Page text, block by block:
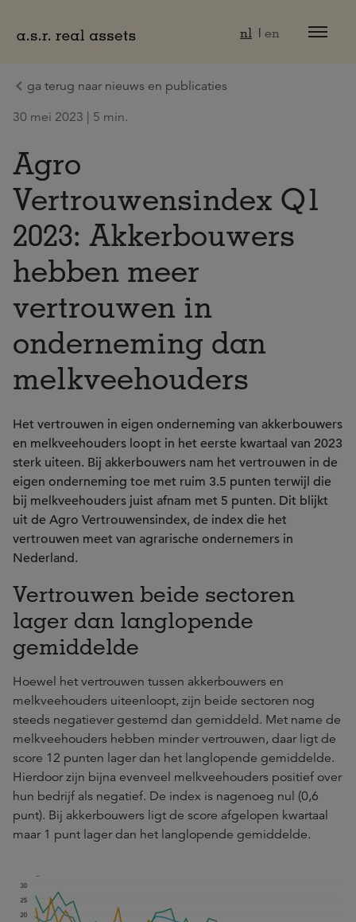
nl en
ga terug naar nieuws en publicaties
30 mei 2023 | 5 min.
Agro
Vertrouwensindex Q1
2023: Akkerbouwers
hebben meer
vertrouwen in
onderneming dan
melkveehouders
Het vertrouwen in eigen onderneming van akkerbouwers
en melkveehouders loopt in het eerste kwartaal van 2023
sterk uiteen. Bij akkerbouwers nam het vertrouwen in de
eigen onderneming toe met ruim 3.5 punten terwijl die
bij melkveehouders juist afnam met 5 punten. Dit blijkt
uit de Agro Vertrouwensindex, de index die het
vertrouwen meet van agrarische ondernemers in
Nederland.
Vertrouwen beide sectoren
lager dan langlopende
gemiddelde
Hoewel het vertrouwen tussen akkerbouwers en
melkveehouders uiteenloopt, zijn beide sectoren nog
steeds negatiever gestemd dan gemiddeld. Met name de
melkveehouders hebben minder vertrouwen, daar ligt de
score 12 punten lager dan het langlopende gemiddelde.
Hierdoor zijn bijna evenveel melkveehouders positief over
hun bedrijf als negatief. De index is nagenoeg nul (0,6
punt). Bij akkerbouwers ligt de score afgelopen kwartaal
maar 1 punt lager dan het langlopende gemiddelde.